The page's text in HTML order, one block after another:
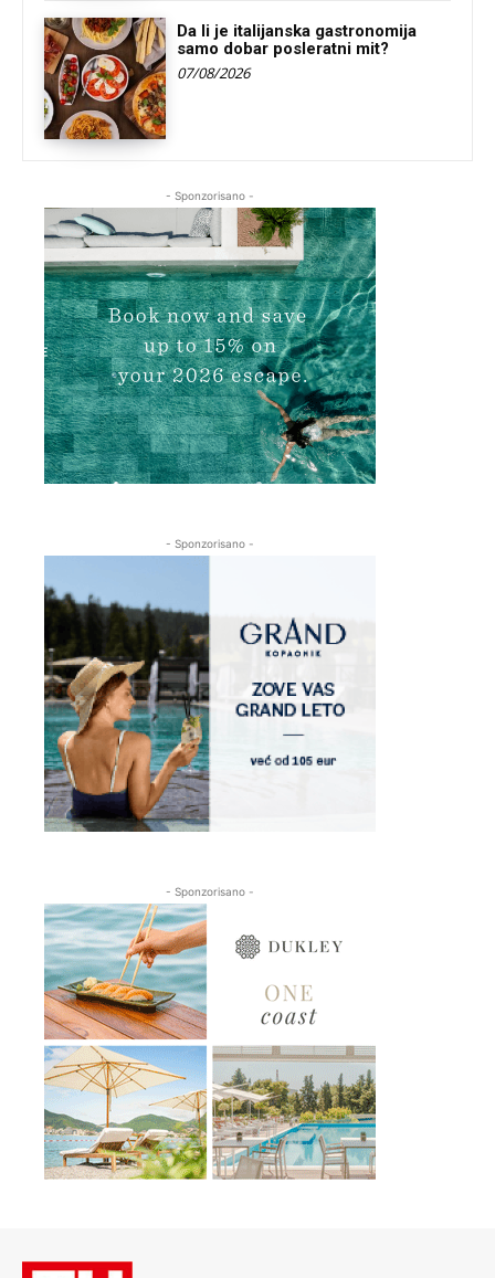
Da li je italijanska gastronomija
samo dobar posleratni mit?
07/08/2026
- Sponzorisano -
- Sponzorisano -
- Sponzorisano -